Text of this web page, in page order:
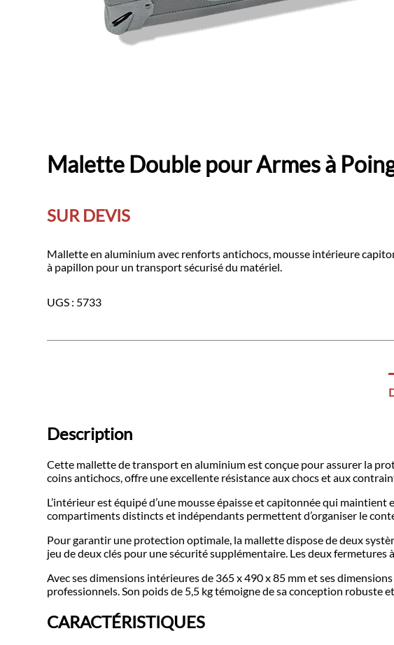
Malette Double pour Armes à
SUR DEVIS
Mallette en aluminium avec renforts antichocs, mousse intérieure
à papillon pour un transport sécurisé du matériel.
UGS : 5733
Description
Cette mallette de transport en aluminium est conçue pour assurer la
coins antichocs, offre une excellente résistance aux chocs et aux
L’intérieur est équipé d’une mousse épaisse et capitonnée qui
compartiments distincts et indépendants permettent d’organiser le
Pour garantir une protection optimale, la mallette dispose de deux
jeu de deux clés pour une sécurité supplémentaire. Les deux
Avec ses dimensions intérieures de 365 x 490 x 85 mm et ses
professionnels. Son poids de 5,5 kg témoigne de sa conception
CARACTÉRISTIQUES